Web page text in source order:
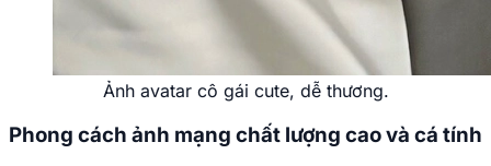
Ảnh avatar cô gái cute, dễ thương.
Phong cách ảnh mạng chất lượng cao và cá tính